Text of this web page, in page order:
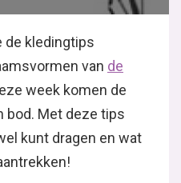
de kledingtips
van de
week komen de
bod. Met deze tips
kunt dragen en wat